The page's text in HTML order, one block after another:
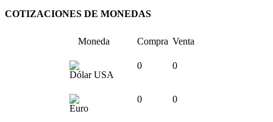
COTIZACIONES DE MONEDAS
Moneda Compra Venta
Dólar USA
0 0
Euro
0 0